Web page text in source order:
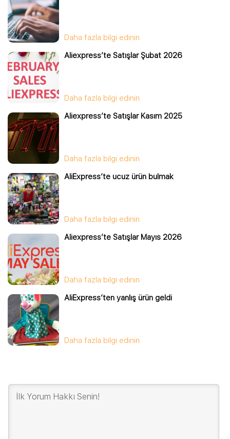
Daha fazla bilgi edinin
Aliexpress’te Satışlar Şubat 2026
Daha fazla bilgi edinin
Aliexpress’te Satışlar Kasım 2025
Daha fazla bilgi edinin
AliExpress’te ucuz ürün bulmak
Daha fazla bilgi edinin
Aliexpress’te Satışlar Mayıs 2026
Daha fazla bilgi edinin
AliExpress’ten yanlış ürün geldi
Daha fazla bilgi edinin